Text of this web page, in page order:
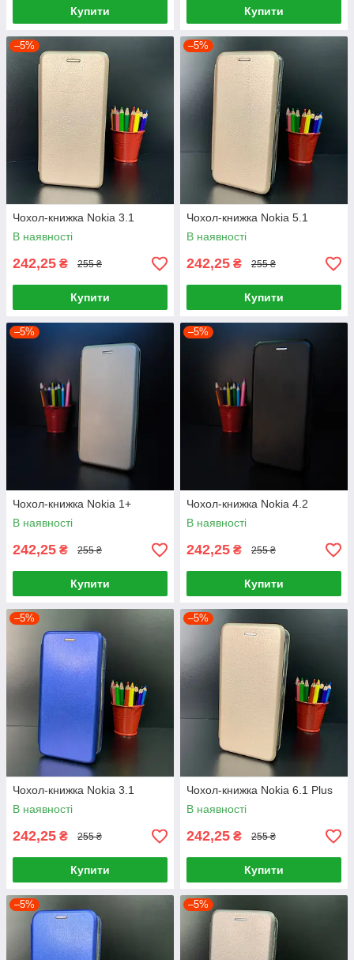
Купити Купити
–5%
Чохол-книжка Nokia 3.1
В наявності
242,25 ₴ 255 ₴
Купити
–5%
Чохол-книжка Nokia 5.1
В наявності
242,25 ₴ 255 ₴
Купити
–5%
Чохол-книжка Nokia 1+
В наявності
242,25 ₴ 255 ₴
Купити
–5%
Чохол-книжка Nokia 4.2
В наявності
242,25 ₴ 255 ₴
Купити
–5%
Чохол-книжка Nokia 3.1
В наявності
242,25 ₴ 255 ₴
Купити
–5%
Чохол-книжка Nokia 6.1 Plus
В наявності
242,25 ₴ 255 ₴
Купити
–5% –5%